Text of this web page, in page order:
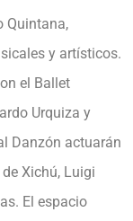
Quintana,
y artísticos.
el Ballet
Urquiza y
Danzón actuarán
Xichú, Luigi
El espacio